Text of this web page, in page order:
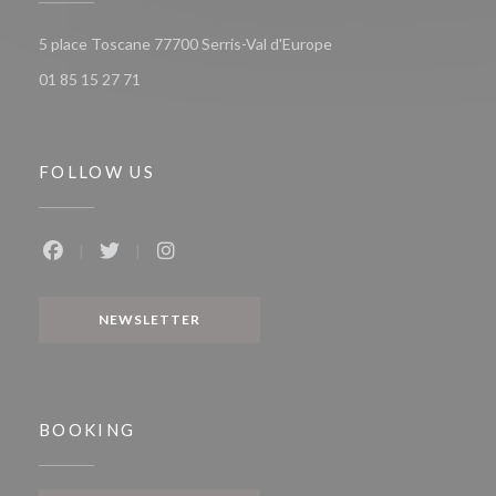
5 place Toscane 77700 Serris-Val d'Europe
01 85 15 27 71
FOLLOW US
NEWSLETTER
BOOKING